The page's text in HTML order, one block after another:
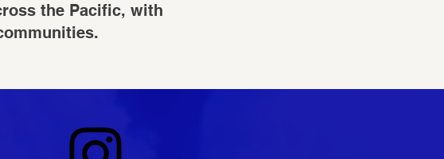
the Pacific, with